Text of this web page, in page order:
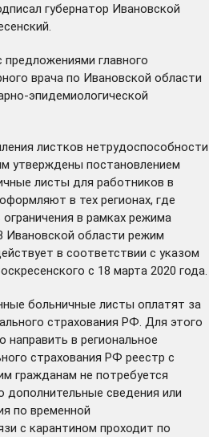
губернатор Ивановской
главного
врача по Ивановской области
эпидемиологической
листков нетрудоспособности
утверждены постановлением
листы для работников в
в тех регионах, где
в рамках режима
Ивановской области режим
в соответствии с указом
с 18 марта 2020 года.
больничные листы оплатят за
страхования РФ. Для этого
в региональное
страхования РФ реестр с
гражданам не потребуется
дополнительные сведения или
по временной
с карантином проходит по